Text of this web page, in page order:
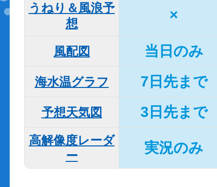
うねり＆風浪予
想
×
風配図 当日のみ
海水温グラフ 7日先まで
予想天気図 3日先まで
高解像度レーダ
ー
実況のみ